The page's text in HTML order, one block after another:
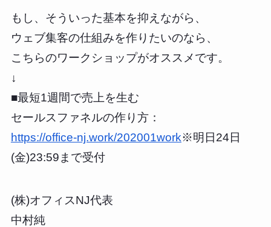
もし、そういった基本を抑えながら、
ウェブ集客の仕組みを作りたいのなら、
こちらのワークショップがオススメです。
↓
■最短1週間で売上を生む
セールスファネルの作り方：
https://office-nj.work/202001work※明日24日
(金)23:59まで受付
(株)オフィスNJ代表
中村純